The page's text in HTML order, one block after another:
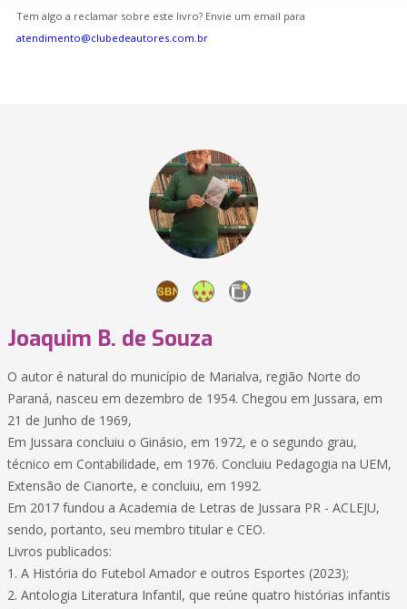
Tem algo a reclamar sobre este livro? Envie um email para
atendimento@clubedeautores.com.br
Joaquim B. de Souza
O autor é natural do município de Marialva, região Norte do
Paraná, nasceu em dezembro de 1954. Chegou em Jussara, em
21 de Junho de 1969,
Em Jussara concluiu o Ginásio, em 1972, e o segundo grau,
técnico em Contabilidade, em 1976. Concluiu Pedagogia na UEM,
Extensão de Cianorte, e concluiu, em 1992.
Em 2017 fundou a Academia de Letras de Jussara PR - ACLEJU,
sendo, portanto, seu membro titular e CEO.
Livros publicados:
1. A História do Futebol Amador e outros Esportes (2023);
2. Antologia Literatura Infantil, que reúne quatro histórias infantis